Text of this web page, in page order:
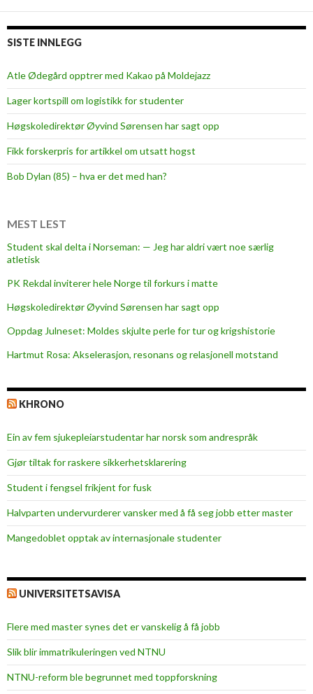
SISTE INNLEGG
Atle Ødegård opptrer med Kakao på Moldejazz
Lager kortspill om logistikk for studenter
Høgskoledirektør Øyvind Sørensen har sagt opp
Fikk forskerpris for artikkel om utsatt hogst
Bob Dylan (85) – hva er det med han?
MEST LEST
Student skal delta i Norseman: — Jeg har aldri vært noe særlig
atletisk
PK Rekdal inviterer hele Norge til forkurs i matte
Høgskoledirektør Øyvind Sørensen har sagt opp
Oppdag Julneset: Moldes skjulte perle for tur og krigshistorie
Hartmut Rosa: Akselerasjon, resonans og relasjonell motstand
KHRONO
Ein av fem sjukepleiar­studentar har norsk som andrespråk
Gjør tiltak for raskere sikkerhets­klarering
Student i fengsel frikjent for fusk
Halvparten undervurderer vansker med å få seg jobb etter master
Mangedoblet opptak av internasjonale studenter
UNIVERSITETSAVISA
Flere med master synes det er vanskelig å få jobb
Slik blir immatrikuleringen ved NTNU
NTNU-reform ble begrunnet med toppforskning